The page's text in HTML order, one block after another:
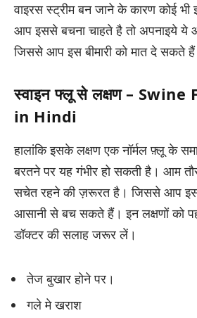
वाइरस स्ट्रीम बन जाने के कारण कोई
आप इससे बचना चाहते है तो अपनाइये ये
जिससे आप इस बीमारी को मात दे सकते
स्वाइन फ्लू से लक्षण –
in Hindi
हालांकि इसके लक्षण एक नॉर्मल फ़्लू के
बरतने पर यह गंभीर हो सकती है। आम
सचेत रहने की ज़रूरत है। जिससे आप इस
आसानी से बच सकते हैं। इन लक्षणों को
डॉक्टर की सलाह जरूर लें।
तेज बुखार होने पर।
गले मे खराश